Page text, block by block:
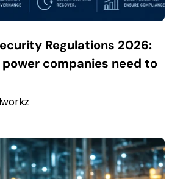
Regulations 2026:
companies need to